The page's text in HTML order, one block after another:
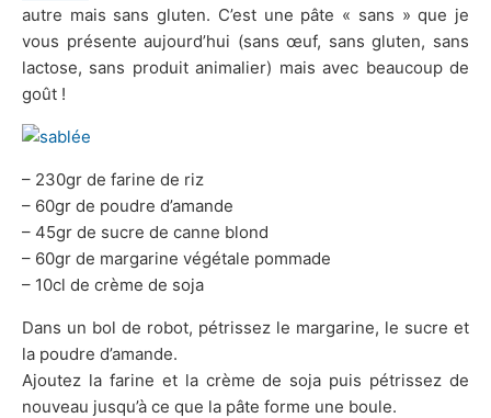
autre mais sans gluten. C’est une pâte « sans » que je
vous présente aujourd’hui (sans œuf, sans gluten, sans
lactose, sans produit animalier) mais avec beaucoup de
goût !
– 230gr de farine de riz
– 60gr de poudre d’amande
– 45gr de sucre de canne blond
– 60gr de margarine végétale pommade
– 10cl de crème de soja
Dans un bol de robot, pétrissez le margarine, le sucre et
la poudre d’amande.
Ajoutez la farine et la crème de soja puis pétrissez de
nouveau jusqu’à ce que la pâte forme une boule.